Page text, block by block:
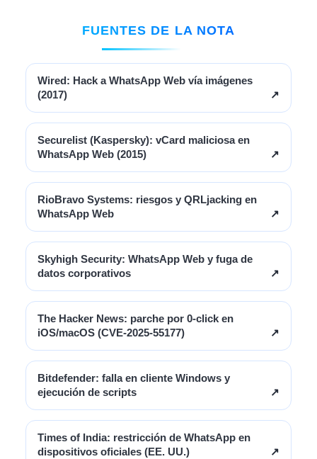
FUENTES DE LA NOTA
Wired: Hack a WhatsApp Web vía imágenes
(2017)
↗
Securelist (Kaspersky): vCard maliciosa en
WhatsApp Web (2015)
↗
RioBravo Systems: riesgos y QRLjacking en
WhatsApp Web
↗
Skyhigh Security: WhatsApp Web y fuga de
datos corporativos
↗
The Hacker News: parche por 0-click en
iOS/macOS (CVE-2025-55177)
↗
Bitdefender: falla en cliente Windows y
ejecución de scripts
↗
Times of India: restricción de WhatsApp en
dispositivos oficiales (EE. UU.)
↗